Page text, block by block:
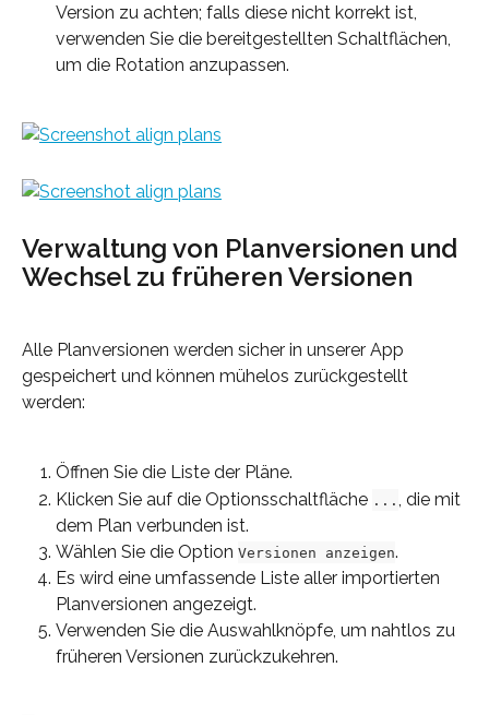
Version zu achten; falls diese nicht korrekt ist,
verwenden Sie die bereitgestellten Schaltflächen,
um die Rotation anzupassen.
Verwaltung von Planversionen und
Wechsel zu früheren Versionen
Alle Planversionen werden sicher in unserer App
gespeichert und können mühelos zurückgestellt
werden:
Öffnen Sie die Liste der Pläne.
Klicken Sie auf die Optionsschaltfläche ...
, die mit
dem Plan verbunden ist.
Wählen Sie die Option Versionen anzeigen.
Es wird eine umfassende Liste aller importierten
Planversionen angezeigt.
Verwenden Sie die Auswahlknöpfe, um nahtlos zu
früheren Versionen zurückzukehren.